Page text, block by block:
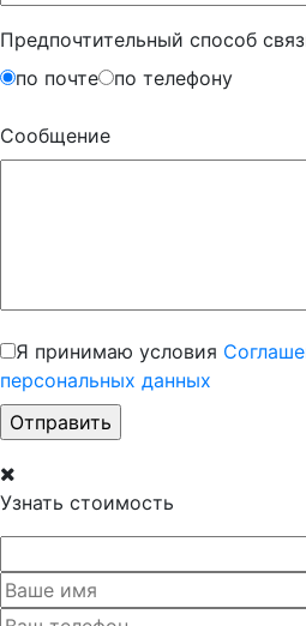
Предпочтительный способ
по почте
по телефону
Сообщение
Я принимаю условия
персональных данных
Узнать стоимость